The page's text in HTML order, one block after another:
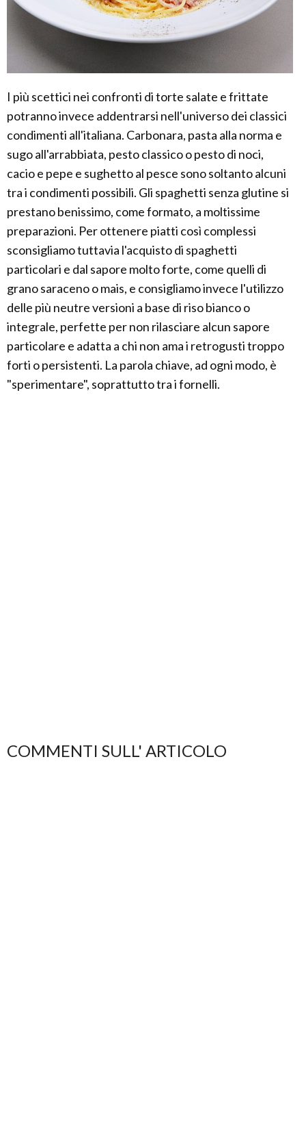
I più scettici nei confronti di torte salate e frittate
potranno invece addentrarsi nell'universo dei classici
condimenti all'italiana. Carbonara, pasta alla norma e
sugo all'arrabbiata, pesto classico o pesto di noci,
cacio e pepe e sughetto al pesce sono soltanto alcuni
tra i condimenti possibili. Gli spaghetti senza glutine si
prestano benissimo, come formato, a moltissime
preparazioni. Per ottenere piatti così complessi
sconsigliamo tuttavia l'acquisto di spaghetti
particolari e dal sapore molto forte, come quelli di
grano saraceno o mais, e consigliamo invece l'utilizzo
delle più neutre versioni a base di riso bianco o
integrale, perfette per non rilasciare alcun sapore
particolare e adatta a chi non ama i retrogusti troppo
forti o persistenti. La parola chiave, ad ogni modo, è
"sperimentare", soprattutto tra i fornelli.
COMMENTI SULL' ARTICOLO